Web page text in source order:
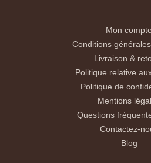
Mon compte
Conditions
Livraison &
Politique relative
Politique de
Mentions
Questions
Contactez-
Blog